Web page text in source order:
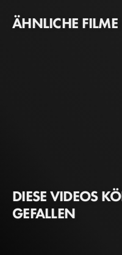
ÄHNLICHE FILME
DIESE VIDEOS
GEFALLEN